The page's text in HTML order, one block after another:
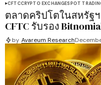
CFTCCRYPTO EXCHANGESPOT
ตลาดคริปโตในสหรัฐ
CFTC รับรอง
by Avareum Research